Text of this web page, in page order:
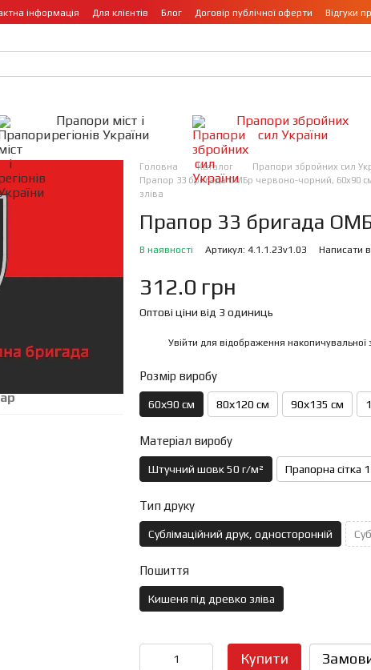
інформація Для клієнтів Блог Договір публічної оферти Відгуки
Прапори міст і
регіонів України
Прапори збройних
сил України
Головна Каталог Прапори збройних сил
Прапор 33 бригада ОМБр червоно-чорний, 60х90
зліва
Прапор 33 бригада
В наявності Артикул: 4.1.1.23v1.03 Написати
312.0 грн
Оптові ціни від 3 одиниць
Увійти для відображення накопичувальної
Розмір виробу
60х90 см 80х120 см 90х135 см
Матеріал виробу
Штучний шовк 50 г/м² Прапорна сітка
Тип друку
Сублімаційний друк, односторонній
Пошиття
Кишеня під древко зліва
Купити